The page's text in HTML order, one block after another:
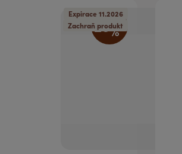
25%
Zachraň produkt
Expirace 11.2026